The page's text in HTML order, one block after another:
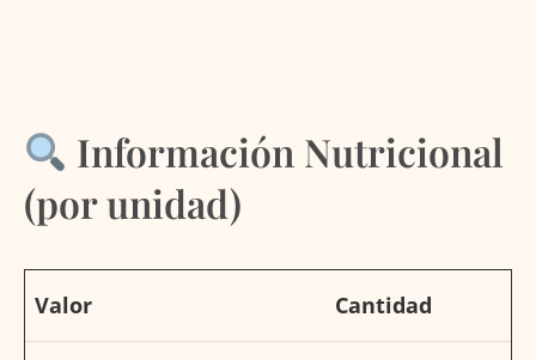
Información Nutricional
(por unidad)
Valor Cantidad